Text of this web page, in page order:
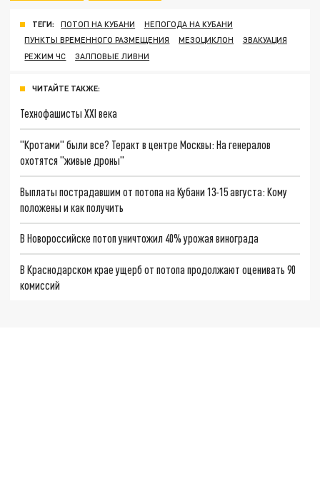
ТЕГИ: ПОТОП НА КУБАНИ
НЕПОГОДА НА КУБАНИ
ПУНКТЫ ВРЕМЕННОГО РАЗМЕЩЕНИЯ
МЕЗОЦИКЛОН
ЭВАКУАЦИЯ
РЕЖИМ ЧС
ЗАЛПОВЫЕ ЛИВНИ
ЧИТАЙТЕ ТАКЖЕ:
Технофашисты XXI века
"Кротами" были все? Теракт в центре Москвы: На генералов
охотятся "живые дроны"
Выплаты пострадавшим от потопа на Кубани 13-15 августа: Кому
положены и как получить
В Новороссийске потоп уничтожил 40% урожая винограда
В Краснодарском крае ущерб от потопа продолжают оценивать 90
комиссий